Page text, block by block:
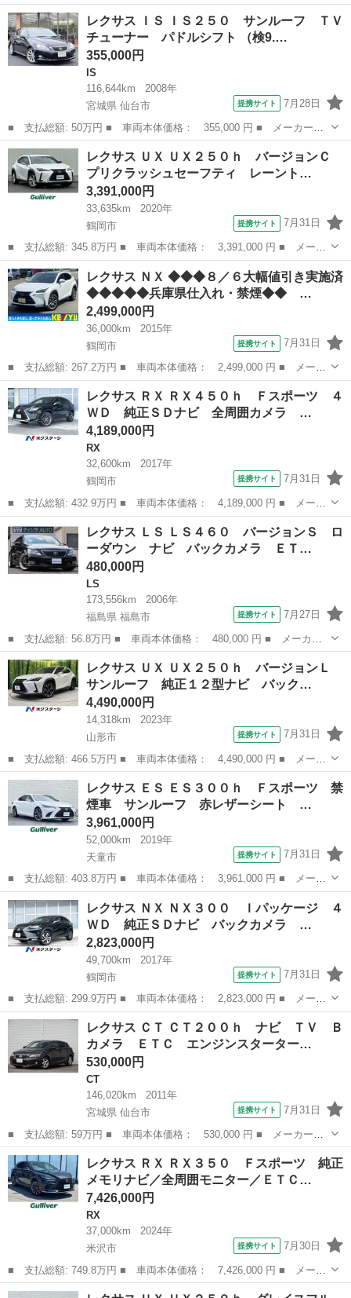
名： レクサス ■ 車種名： ＲＸ ■ グレード名： ＲＸ５００
ｈ Ｆスポーツパフォーマンス ＬＥＤヘッドライト オートマチッ
クハイビーム...
山形 酒田市 RX
レクサス ＩＳ ＩＳ２５０ サンルーフ ＴＶ
チューナー パドルシフト （検9.…
355,000円
IS
116,644km
2008年
宮城県 仙台市
提携サイト 7月28日
■ 支払総額: 50万円 ■ 車両本体価格： 355,000 円 ■ メーカー
名： レクサス ■ 車種名： ＩＳ ■ グレード名： ＩＳ２５０
サンルーフ ＴＶチューナー パドルシフト ■ 排気量： 2500cc
■ ドア...
宮城 仙台市 IS
レクサス ＵＸ ＵＸ２５０ｈ バージョンＣ
プリクラッシュセーフティ レーント…
3,391,000円
33,635km
2020年
鶴岡市
提携サイト 7月31日
■ 支払総額: 345.8万円 ■ 車両本体価格： 3,391,000 円 ■ メーカ
ー名： レクサス ■ 車種名： ＵＸ ■ グレード名： ＵＸ２５０
ｈ バージョンＣ プリクラッシュセーフティ レーントレーシング
アシスト...
山形 鶴岡市 レクサス
レクサス ＮＸ ◆◆◆８／６大幅値引き実施済
◆◆◆◆◆兵庫県仕入れ・禁煙◆◆ …
2,499,000円
36,000km
2015年
鶴岡市
提携サイト 7月31日
■ 支払総額: 267.2万円 ■ 車両本体価格： 2,499,000 円 ■ メーカ
ー名： レクサス ■ 車種名： ＮＸ ■ グレード名： ◆◆◆８／
６大幅値引き実施済◆◆◆◆◆兵庫県仕入れ・禁煙◆◆ 【ＮＸ２０
０ｔ Ｉ...
山形 鶴岡市 レクサス
レクサス ＲＸ ＲＸ４５０ｈ Ｆスポーツ ４
ＷＤ 純正ＳＤナビ 全周囲カメラ …
4,189,000円
RX
32,600km
2017年
鶴岡市
提携サイト 7月31日
■ 支払総額: 432.9万円 ■ 車両本体価格： 4,189,000 円 ■ メーカ
ー名： レクサス ■ 車種名： ＲＸ ■ グレード名： ＲＸ４５０
ｈ Ｆスポーツ ４ＷＤ 純正ＳＤナビ 全周囲カメラ 衝突被害軽
減システ...
山形 鶴岡市 RX
レクサス ＬＳ ＬＳ４６０ バージョンＳ ロ
ーダウン ナビ バックカメラ ＥＴ…
480,000円
LS
173,556km
2006年
福島県 福島市
提携サイト 7月27日
■ 支払総額: 56.8万円 ■ 車両本体価格： 480,000 円 ■ メーカー
名： レクサス ■ 車種名： ＬＳ ■ グレード名： ＬＳ４６０
バージョンＳ ローダウン ナビ バックカメラ ＥＴＣ クリアラ
ンスソナー ...
福島 福島市 LS
レクサス ＵＸ ＵＸ２５０ｈ バージョンＬ
サンルーフ 純正１２型ナビ バック…
4,490,000円
14,318km
2023年
山形市
提携サイト 7月31日
■ 支払総額: 466.5万円 ■ 車両本体価格： 4,490,000 円 ■ メーカ
ー名： レクサス ■ 車種名： ＵＸ ■ グレード名： ＵＸ２５０
ｈ バージョンＬ サンルーフ 純正１２型ナビ バックカメラ 衝
突被害軽...
山形 山形市 レクサス
レクサス ＥＳ ＥＳ３００ｈ Ｆスポーツ 禁
煙車 サンルーフ 赤レザーシート …
3,961,000円
52,000km
2019年
天童市
提携サイト 7月31日
■ 支払総額: 403.8万円 ■ 車両本体価格： 3,961,000 円 ■ メーカ
ー名： レクサス ■ 車種名： ＥＳ ■ グレード名： ＥＳ３００
ｈ Ｆスポーツ 禁煙車 サンルーフ 赤レザーシート レクサスセ
ーフティ...
山形 天童市 レクサス
レクサス ＮＸ ＮＸ３００ Ｉパッケージ ４
ＷＤ 純正ＳＤナビ バックカメラ …
2,823,000円
49,700km
2017年
鶴岡市
提携サイト 7月31日
■ 支払総額: 299.9万円 ■ 車両本体価格： 2,823,000 円 ■ メーカ
ー名： レクサス ■ 車種名： ＮＸ ■ グレード名： ＮＸ３０
０ Ｉパッケージ ４ＷＤ 純正ＳＤナビ バックカメラ 禁煙車
電動リアゲ...
山形 鶴岡市 レクサス
レクサス ＣＴ ＣＴ２００ｈ ナビ ＴＶ Ｂ
カメラ ＥＴＣ エンジンスターター…
530,000円
CT
146,020km
2011年
宮城県 仙台市
提携サイト 7月31日
■ 支払総額: 59万円 ■ 車両本体価格： 530,000 円 ■ メーカー
名： レクサス ■ 車種名： ＣＴ ■ グレード名： ＣＴ２００
ｈ ナビ ＴＶ Ｂカメラ ＥＴＣ エンジンスターター ■ 排気
量： 1800cc...
宮城 仙台市 CT
レクサス ＲＸ ＲＸ３５０ Ｆスポーツ 純正
メモリナビ／全周囲モニター／ＥＴＣ…
7,426,000円
RX
37,000km
2024年
米沢市
提携サイト 7月30日
■ 支払総額: 749.8万円 ■ 車両本体価格： 7,426,000 円 ■ メーカ
ー名： レクサス ■ 車種名： ＲＸ ■ グレード名： ＲＸ３５
山形 米沢市 RX